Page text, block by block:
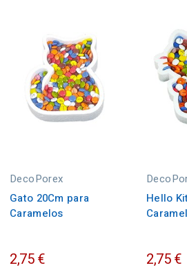
DecoPorex
Gato 20Cm para
Caramelos
2,75 €
Hello
2,75 €